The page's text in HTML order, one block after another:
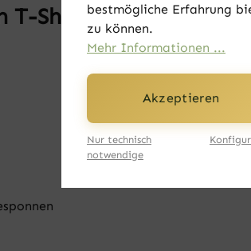
Shirt - Vintage
bestmögliche Erfahrung
zu können.
Mehr Informationen ...
Akzeptieren
Nur technisch
notwendige